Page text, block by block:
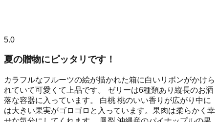
5.0
夏の贈物にピッタリです！
カラフルなフルーツの絵が描かれた箱に白いリボンがかけら
れていて可愛くて上品です。 ゼリーは6種類あり縦長のお洒
落な容器に入っています。 白桃 桃のいい香りが広がり中に
は大きい果実がゴロゴロと入っています。果肉は柔らかく幸